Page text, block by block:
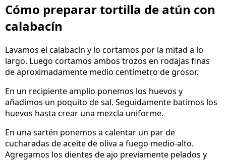
Cómo preparar tortilla de atún con
calabacín
Lavamos el calabacín y lo cortamos por la mitad a lo
largo. Luego cortamos ambos trozos en rodajas finas
de aproximadamente medio centímetro de grosor.
En un recipiente amplio ponemos los huevos y
añadimos un poquito de sal. Seguidamente batimos los
huevos hasta crear una mezcla uniforme.
En una sartén ponemos a calentar un par de
cucharadas de aceite de oliva a fuego medio-alto.
Agregamos los dientes de ajo previamente pelados y